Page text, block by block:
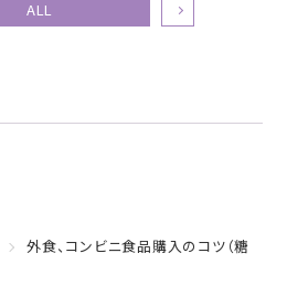
ALL
外食、コンビニ食品購入のコツ（糖